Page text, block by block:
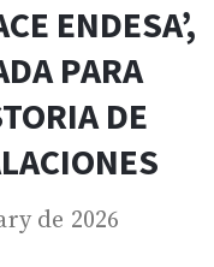
ENDESA’,
PARA
DE
de 2026